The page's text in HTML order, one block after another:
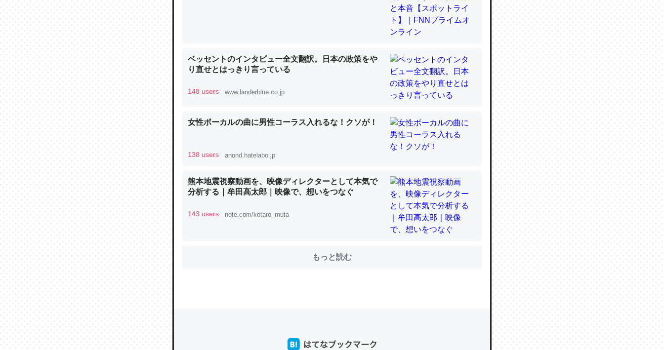
─ニュース :: 【研究発表】昆虫学の大問題＝「昆虫はなぜ海にいないのか」に関する新仮説
これを元に考えるとカルシウムを大量に使う脊椎動物と貝類は苦労してるんだな…。腹足
─ニュース :: 【研究発表】昆虫学の大問題＝「昆虫はなぜ海にいないのか」に関する新仮説
中。あと、Googleマップで位置情報を共有してる。電池残量や充電中かが分かるのでこ
れ見て生きてるなって分かる。
─たまにLINEするくらいだった遠方の父67歳と僕。ITツール導入でコミュニケーションが劇的に変化し
ベッセントのインタビュー全文翻訳。日本の政策をや
り直せとはっきり言っている
148 users www.landerblue.co.jp
女性ボーカルの曲に男性コーラス入れるな！クソが！
138 users anond.hatelabo.jp
熊本地震視察動画を、映像ディレクターとして本気で
分析する｜牟田高太郎｜映像で、想いをつなぐ
143 users note.com/kotaro_muta
もっと読む